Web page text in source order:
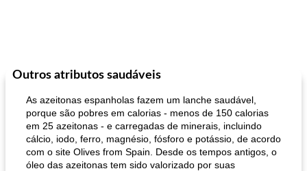
Outros atributos saudáveis
As azeitonas espanholas fazem um lanche saudável,
porque são pobres em calorias - menos de 150 calorias
em 25 azeitonas - e carregadas de minerais, incluindo
cálcio, iodo, ferro, magnésio, fósforo e potássio, de acordo
com o site Olives from Spain. Desde os tempos antigos, o
óleo das azeitonas tem sido valorizado por suas